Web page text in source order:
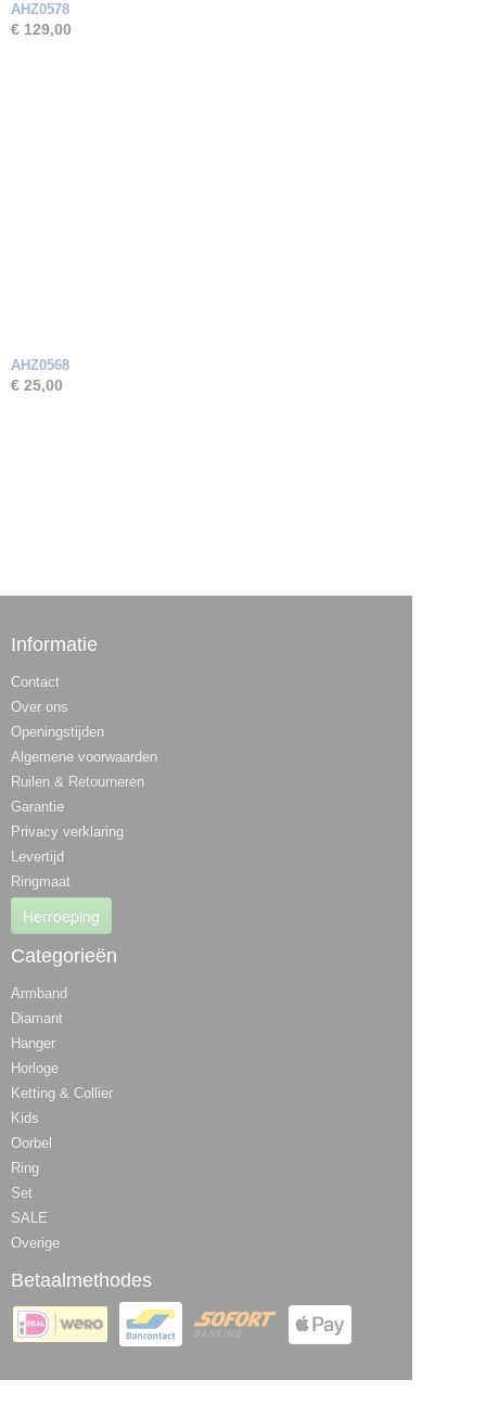
AHZ0578
€ 129,00
AHZ0568
€ 25,00
Informatie
Contact
Over ons
Openingstijden
Algemene voorwaarden
Ruilen & Retourneren
Garantie
Privacy verklaring
Levertijd
Ringmaat
Herroeping
Categorieën
Armband
Diamant
Hanger
Horloge
Ketting & Collier
Kids
Oorbel
Ring
Set
SALE
Overige
Betaalmethodes